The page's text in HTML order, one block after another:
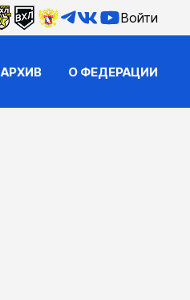
Войти
АРХИВ О ФЕДЕРАЦИИ